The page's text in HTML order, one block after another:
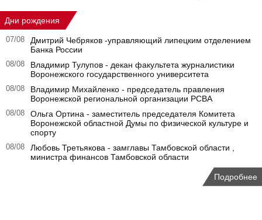
Дни рождения
07/08
Дмитрий Чебряков -управляющий липецким отделением
Банка России
08/08
Владимир Тулупов - декан факультета журналистики
Воронежского государственного университета
08/08
Владимир Михайленко - председатель правления
Воронежской региональной организации РСВА
08/08
Ольга Ортина - заместитель председателя Комитета
Воронежской областной Думы по физической культуре и
спорту
08/08
Любовь Третьякова - замглавы Тамбовской области ,
министра финансов Тамбовской области
Подробнее